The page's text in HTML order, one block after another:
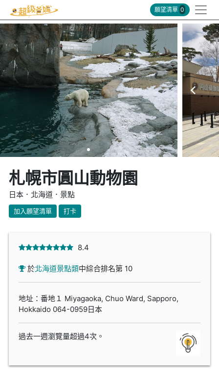
願望清單 0
札幌市圓山動物園
日本．北海道．景點
加入願望清單 打卡
8.4
於北海道景點類中綜合排名第 10
地址：番地１ Miyagaoka, Chuo Ward, Sapporo,
Hokkaido 064-0959日本
過去一週瀏覽量超過4次。